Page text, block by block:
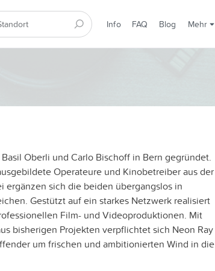
Info FAQ Blog Mehr
Oberli und Carlo Bischoff in Bern gegründet.
Operateure und Kinobetreiber aus der
ergänzen sich die beiden übergangslos in
Gestützt auf ein starkes Netzwerk realisiert
Film- und Videoproduktionen. Mit
bisherigen Projekten verpflichtet sich Neon Ray
um frischen und ambitionierten Wind in die